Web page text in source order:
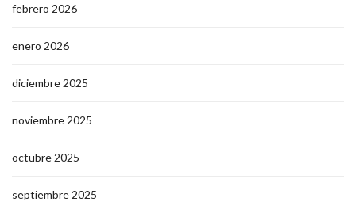
febrero 2026
enero 2026
diciembre 2025
noviembre 2025
octubre 2025
septiembre 2025